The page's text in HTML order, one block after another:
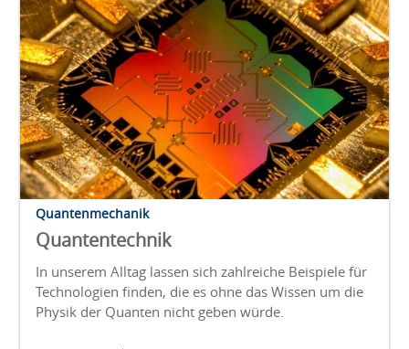
Quantenmechanik
Quantentechnik
In unserem Alltag lassen sich zahlreiche Beispiele für
Technologien finden, die es ohne das Wissen um die
Physik der Quanten nicht geben würde.